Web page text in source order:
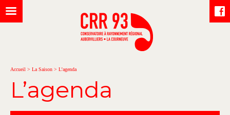
Accueil > La Saison > L’agenda
L’agenda